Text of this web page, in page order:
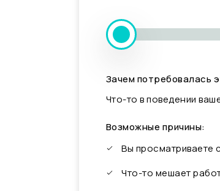
Зачем потребовалась
Что-то в поведении
Возможные причины:
Вы просматриваете
Что-то мешает